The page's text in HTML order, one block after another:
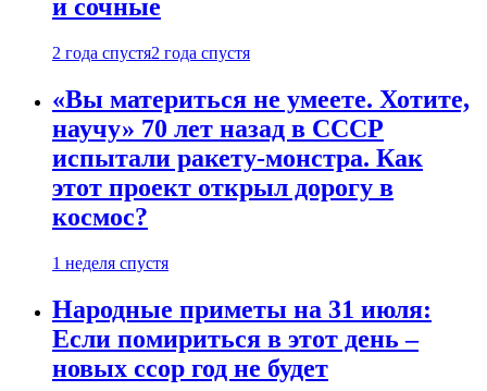
и сочные
2 года спустя2 года спустя
«Вы материться не умеете. Хотите,
научу» 70 лет назад в СССР
испытали ракету-монстра. Как
этот проект открыл дорогу в
космос?
1 неделя спустя
Народные приметы на 31 июля:
Если помириться в этот день –
новых ссор год не будет